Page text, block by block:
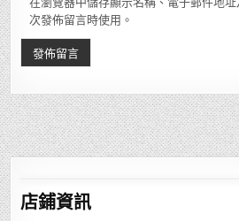
次發佈留言時使用。
店鋪資訊